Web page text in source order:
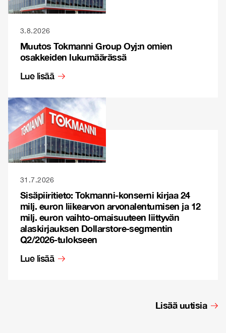
3.8.2026
Muutos Tokmanni Group Oyj:n omien
osakkeiden lukumäärässä
Lue lisää
31.7.2026
Sisäpiiritieto: Tokmanni-konserni kirjaa 24
milj. euron liikearvon arvonalentumisen ja 12
milj. euron vaihto-omaisuuteen liittyvän
alaskirjauksen Dollarstore-segmentin
Q2/2026-tulokseen
Lue lisää
Lisää uutisia